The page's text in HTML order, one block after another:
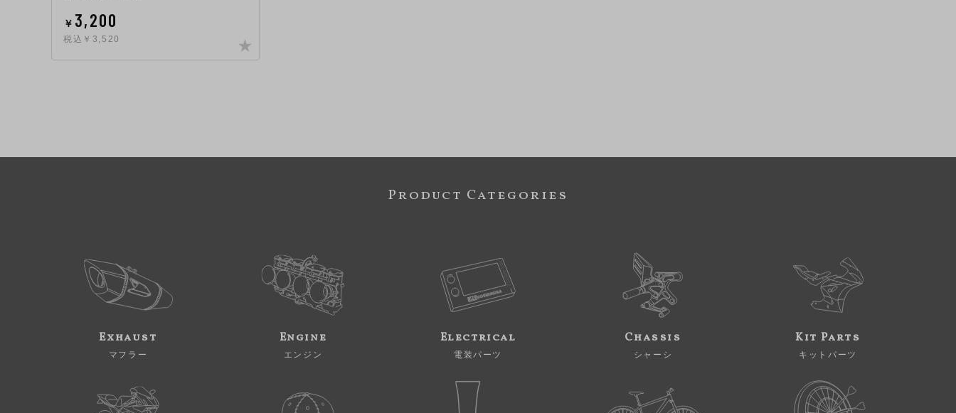
￥ 3,200
税込￥3,520
Product Categories
Exhaust
マフラー
Engine
エンジン
Electrical
電装パーツ
Chassis
シャーシ
Kit Parts
キットパーツ